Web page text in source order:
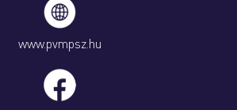
www.pvmpsz.hu